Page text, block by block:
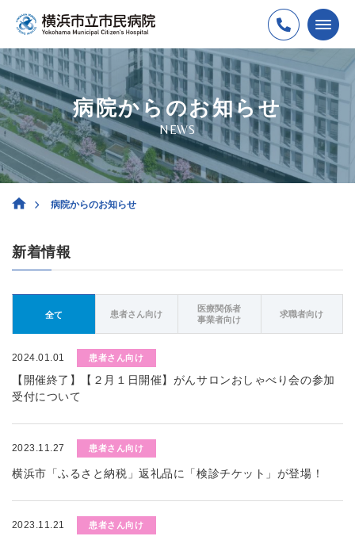
病院からのお知らせ
NEWS
病院からのお知らせ
新着情報
全て 患者さん向け
医療関係者
事業者向け
求職者向け
2024.01.01 患者さん向け
【開催終了】【２月１日開催】がんサロンおしゃべり会の参加
受付について
2023.11.27 患者さん向け
横浜市「ふるさと納税」返礼品に「検診チケット」が登場！
2023.11.21 患者さん向け